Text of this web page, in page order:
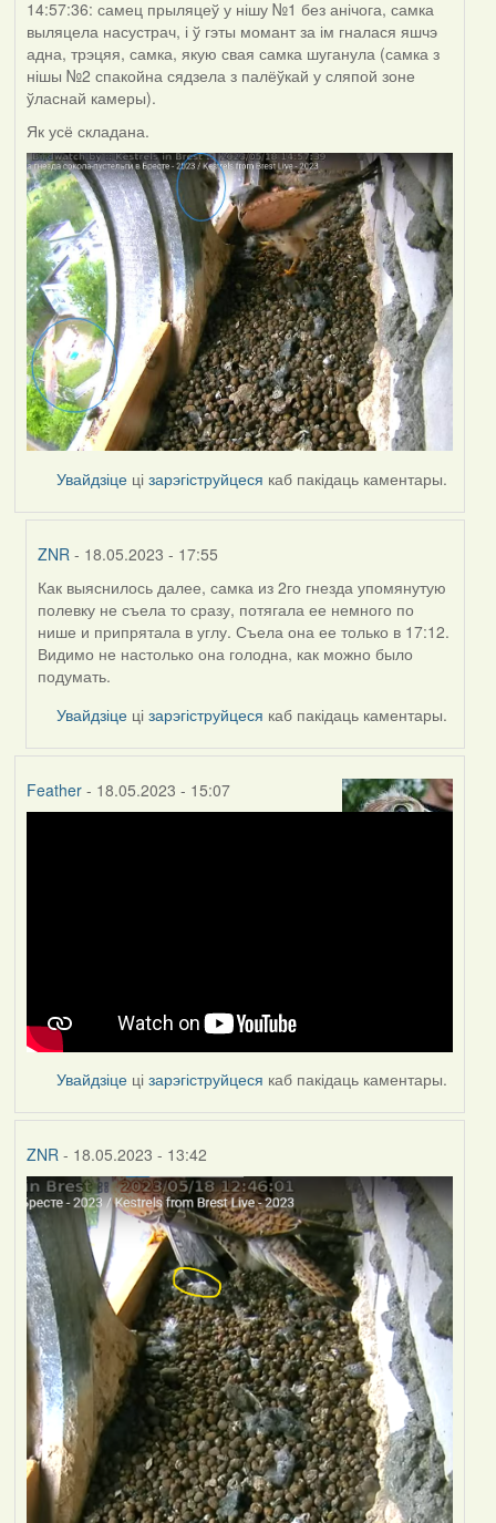
14:57:36: самец прыляцеў у нішу №1 без анічога, самка
выляцела насустрач, і ў гэты момант за ім гналася яшчэ
адна, трэцяя, самка, якую свая самка шуганула (самка з
нішы №2 спакойна сядзела з палёўкай у сляпой зоне
ўласнай камеры).
Як усё складана.
Увайдзіце цізарэгіструйцеся каб пакідаць каментары.
ZNR - 18.05.2023 - 17:55
In
reply
to
by
Lighty
Как выяснилось далее, самка из 2го гнезда упомянутую
полевку не съела то сразу, потягала ее немного по
нише и припрятала в углу. Съела она ее только в 17:12.
Видимо не настолько она голодна, как можно было
подумать.
Увайдзіце цізарэгіструйцеся каб пакідаць каментары.
Feather- 18.05.2023 - 15:07
Увайдзіце цізарэгіструйцеся каб пакідаць каментары.
ZNR- 18.05.2023 - 13:42